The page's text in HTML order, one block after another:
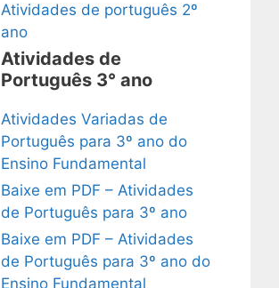
Atividades de português 2º
ano
Atividades de
Português 3° ano
Atividades Variadas de
Português para 3º ano do
Ensino Fundamental
Baixe em PDF – Atividades
de Português para 3º ano
Baixe em PDF – Atividades
de Português para 3º ano do
Ensino Fundamental